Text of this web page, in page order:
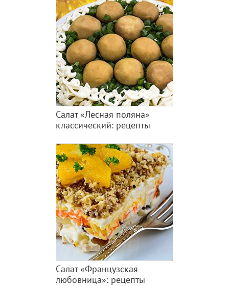
Салат «Лесная поляна»
классический: рецепты
Салат «Французская
любовница»: рецепты